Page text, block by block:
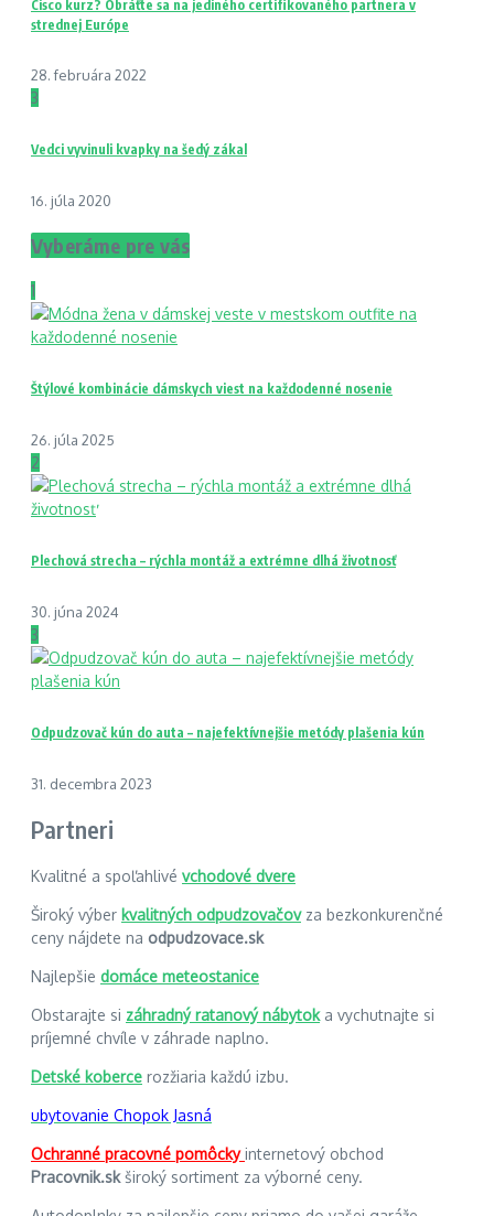
Cisco kurz? Obráťte sa na jediného certifikovaného partnera v
strednej Európe
28. februára 2022
3
Vedci vyvinuli kvapky na šedý zákal
16. júla 2020
Vyberáme pre vás
1
Štýlové kombinácie dámskych viest na každodenné nosenie
26. júla 2025
2
Plechová strecha – rýchla montáž a extrémne dlhá životnosť
30. júna 2024
3
Odpudzovač kún do auta – najefektívnejšie metódy plašenia kún
31. decembra 2023
Partneri
Kvalitné a spoľahlivé vchodové dvere
Široký výber kvalitných odpudzovačovza bezkonkurenčné
ceny nájdete na odpudzovace.sk
Najlepšie domáce meteostanice
Obstarajte si záhradný ratanový nábytoka vychutnajte si
príjemné chvíle v záhrade naplno.
Detské koberce rozžiaria každú izbu.
ubytovanie Chopok Jasná
Ochranné pracovné pomôckyinternetový obchod
Pracovnik.skširoký sortiment za výborné ceny.